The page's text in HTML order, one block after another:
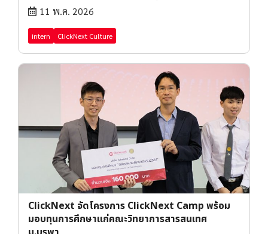
11 พ.ค. 2026
intern ClickNext Culture
ClickNext จัดโครงการ ClickNext Camp พร้อม
มอบทุนการศึกษาแก่คณะวิทยาการสารสนเทศ